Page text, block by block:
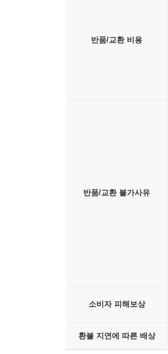
반품/교환 비용
반품/교환 불가사유
소비자 피해보상
환불 지연에 따른 배상